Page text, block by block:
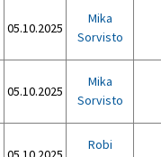
05.10.2025
Mika
Sorvisto
05.10.2025
Mika
Sorvisto
Robi